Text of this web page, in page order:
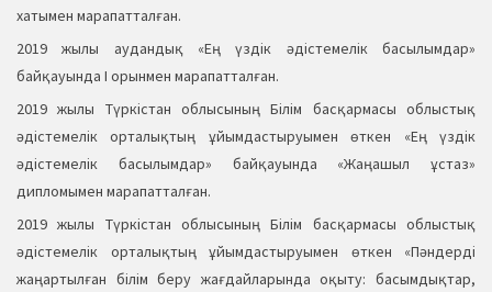
хатымен марапатталған.
2019 жылы аудандық «Ең үздік әдістемелік басылымдар»
байқауында І орынмен марапатталған.
2019 жылы Түркістан облысының Білім басқармасы облыстық
әдістемелік орталықтың ұйымдастыруымен өткен «Ең үздік
әдістемелік басылымдар» байқауында «Жаңашыл ұстаз»
дипломымен марапатталған.
2019 жылы Түркістан облысының Білім басқармасы облыстық
әдістемелік орталықтың ұйымдастыруымен өткен «Пәндерді
жаңартылған білім беру жағдайларында оқыту: басымдықтар,